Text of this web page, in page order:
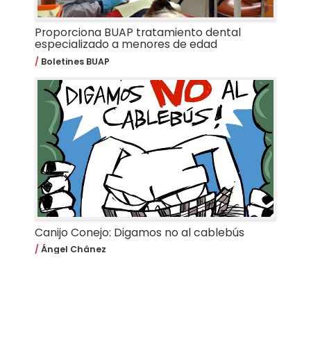
Proporciona BUAP tratamiento dental
especializado a menores de edad
Boletines BUAP
Canijo Conejo: Digamos no al cablebús
Ángel Chánez